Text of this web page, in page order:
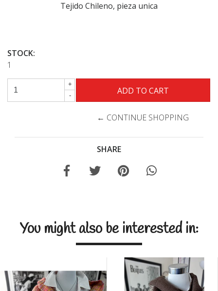
Tejido Chileno, pieza unica
STOCK:
1
+
-
← CONTINUE SHOPPING
SHARE
You might also be interested in: